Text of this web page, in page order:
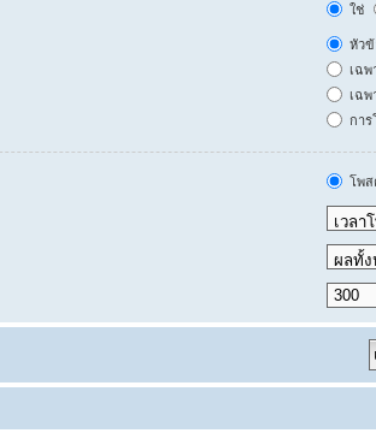
ใช่
หัว
เฉ
เฉ
กา
โพส